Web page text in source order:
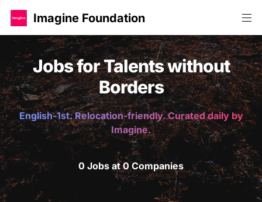
Imagine Foundation
Jobs for Talents without
Borders
English-1st. Relocation-friendly. Curated daily by
Imagine.
0 Jobs at 0 Companies